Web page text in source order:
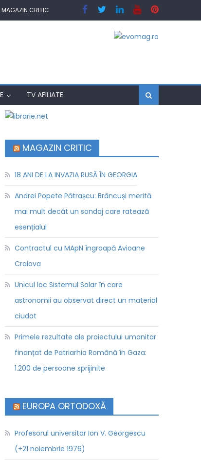
MAGAZIN CRITIC
TV AFILIATE
MAGAZIN CRITIC
18 ANI DE LA INVAZIA RUSĂ ÎN GEORGIA
Andrei Popete Pătrașcu: Brâncuși merită
mai mult decât un sondaj care ratează
esențialul
Contractul cu MApN îngroapă Avioane
Craiova
Unicul loc Sistemul Solar în care
astronomii au observat direct un material
ciudat
Primele rezultate ale proiectului umanitar
finanțat de Patriarhia Română în Gaza:
1.200 de persoane sprijinite
EUROPA ORTODOXĂ
Profesorul universitar Ion V. Georgescu
(+21 noiembrie 1976)